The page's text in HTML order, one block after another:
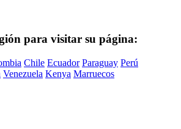
para visitar su página:
Chile Ecuador Paraguay Perú
Venezuela Kenya Marruecos